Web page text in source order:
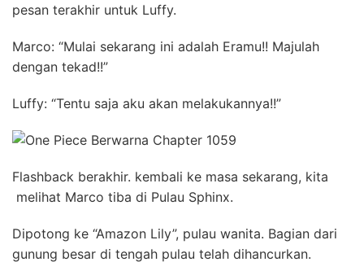
pesan terakhir untuk Luffy.
Marco: “Mulai sekarang ini adalah Eramu!! Majulah
dengan tekad!!”
Luffy: “Tentu saja aku akan melakukannya!!”
Flashback berakhir. kembali ke masa sekarang, kita
melihat Marco tiba di Pulau Sphinx.
Dipotong ke “Amazon Lily”, pulau wanita. Bagian dari
gunung besar di tengah pulau telah dihancurkan.